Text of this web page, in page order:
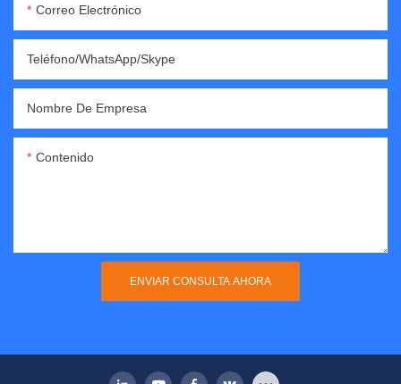
Correo Electrónico
Teléfono/WhatsApp/Skype
Nombre De Empresa
Contenido
ENVIAR CONSULTA AHORA